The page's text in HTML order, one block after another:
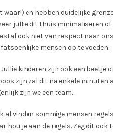
en hebben duidelijke
jullie dit thuis minimaliseren
ook niet van respect naar
mensen op te voeden.
kinderen zijn ook een beetje
zijn zal dit na enkele
zijn we een team…
al vinden sommige mensen
hou je aan de regels. Zeg dit ook